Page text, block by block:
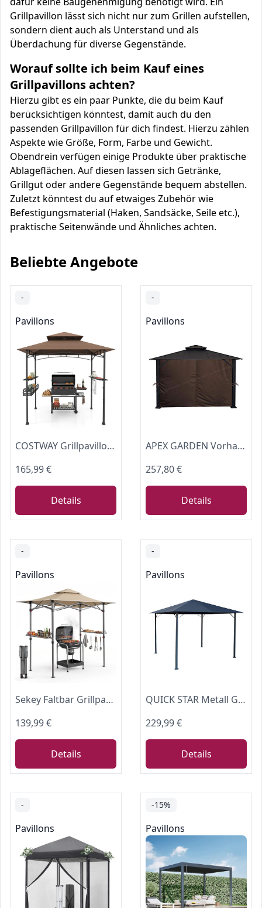
Grillpavillon lässt sich nicht nur zum Grillen aufstellen,
sondern dient auch als Unterstand und als
Überdachung für diverse Gegenstände.
Worauf sollte ich beim Kauf eines
Grillpavillons achten?
Hierzu gibt es ein paar Punkte, die du beim Kauf
berücksichtigen könntest, damit auch du den
passenden Grillpavillon für dich findest. Hierzu zählen
Aspekte wie Größe, Form, Farbe und Gewicht.
Obendrein verfügen einige Produkte über praktische
Ablageflächen. Auf diesen lassen sich Getränke,
Grillgut oder andere Gegenstände bequem abstellen.
Zuletzt könntest du auf etwaiges Zubehör wie
Befestigungsmaterial (Haken, Sandsäcke, Seile etc.),
praktische Seitenwände und Ähnliches achten.
Beliebte Angebote
-
Pavillons
COSTWAY Grillpavillon mit Doppeldach, Seitenregalen, Metallkorb, Haken und Flaschenöffner, Grillüberdachungen wetterfest, Grillunterstand für Garten, Außenbereich, 242 x 153 x 250 cm (Braun)
165,99 €
Details
-
Pavillons
APEX GARDEN Vorhang, vierseitig, für 3 m x 3 m, Braun
257,80 €
Details
-
Pavillons
Sekey Faltbar Grillpavillon Winterfest Wetterfest, Tragbar & Sekundenschnell Aufbaubar mit UV-Schutz 50+, Grill Pavillon Pop-Up, Grillüberdachung Outdoor für Garten BBQ Camping, Beige
139,99 €
Details
-
Pavillons
QUICK STAR Metall Garten Pavillon Nizza 3x3m Antik Partyzelt Grau RAL 7012
229,99 €
Details
-
Pavillons
-15%
Pavillons